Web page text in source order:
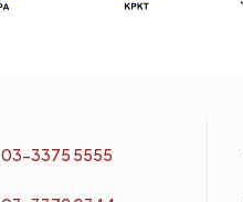
03-3375 5555